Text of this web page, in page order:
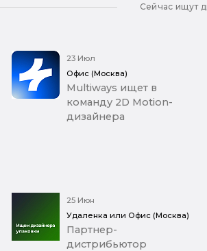
Сейчас ищут
23 Июл
Офис (Москва)
Multiways ищет в
команду 2D Motion-
дизайнера
25 Июн
Удаленка или Офис (Москва)
Партнер-
дистрибьютор